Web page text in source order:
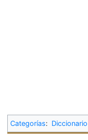
Categorías: Diccionario